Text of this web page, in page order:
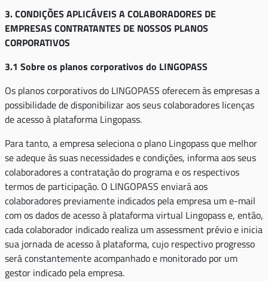
3. CONDIÇÕES APLICÁVEIS A COLABORADORES DE
EMPRESAS CONTRATANTES DE NOSSOS PLANOS
CORPORATIVOS
3.1 Sobre os planos corporativos do LINGOPASS
Os planos corporativos do LINGOPASS oferecem às empresas a
possibilidade de disponibilizar aos seus colaboradores licenças
de acesso à plataforma Lingopass.
Para tanto, a empresa seleciona o plano Lingopass que melhor
se adeque às suas necessidades e condições, informa aos seus
colaboradores a contratação do programa e os respectivos
termos de participação. O LINGOPASS enviará aos
colaboradores previamente indicados pela empresa um e-mail
com os dados de acesso à plataforma virtual Lingopass e, então,
cada colaborador indicado realiza um assessment prévio e inicia
sua jornada de acesso à plataforma, cujo respectivo progresso
será constantemente acompanhado e monitorado por um
gestor indicado pela empresa.